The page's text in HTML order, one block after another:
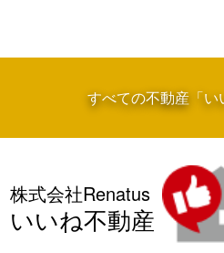
すべての不動産「い
株式会社Renatus
いいね不動産